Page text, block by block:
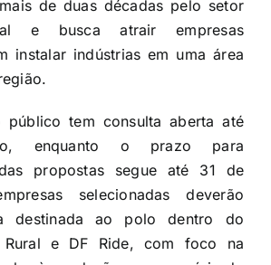
de duas décadas pelo setor
e busca atrair empresas
instalar indústrias em uma área
público tem consulta aberta até
enquanto o prazo para
propostas segue até 31 de
selecionadas deverão
destinada ao polo dentro do
Rural e DF Ride, com foco na